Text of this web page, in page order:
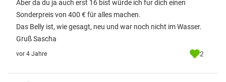
Aber da du ja auch erst 16 bist würde ich fur dich einen
Sonderpreis von 400 € für alles machen.
Das Belly ist, wie gesagt, neu und war noch nicht im Wasser.
Gruß Sascha
vor 4 Jahre 2